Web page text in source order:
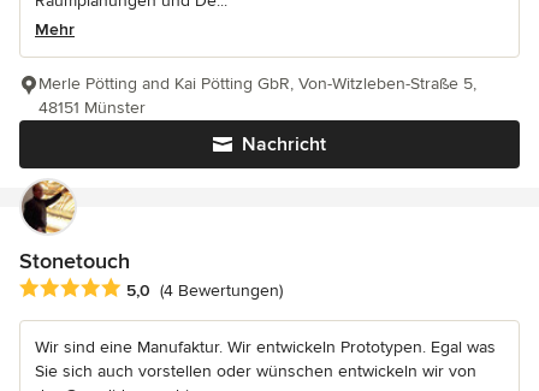
Mehr
Nachricht
Merle Pötting and Kai Pötting GbR, Von-Witzleben-Straße 5,
48151 Münster
Stonetouch
Durchschnittliche Bewertung: 5 von 5 Sternen
5,0 (4 Bewertungen)
Wir sind eine Manufaktur. Wir entwickeln Prototypen. Egal was
Sie sich auch vorstellen oder wünschen entwickeln wir von